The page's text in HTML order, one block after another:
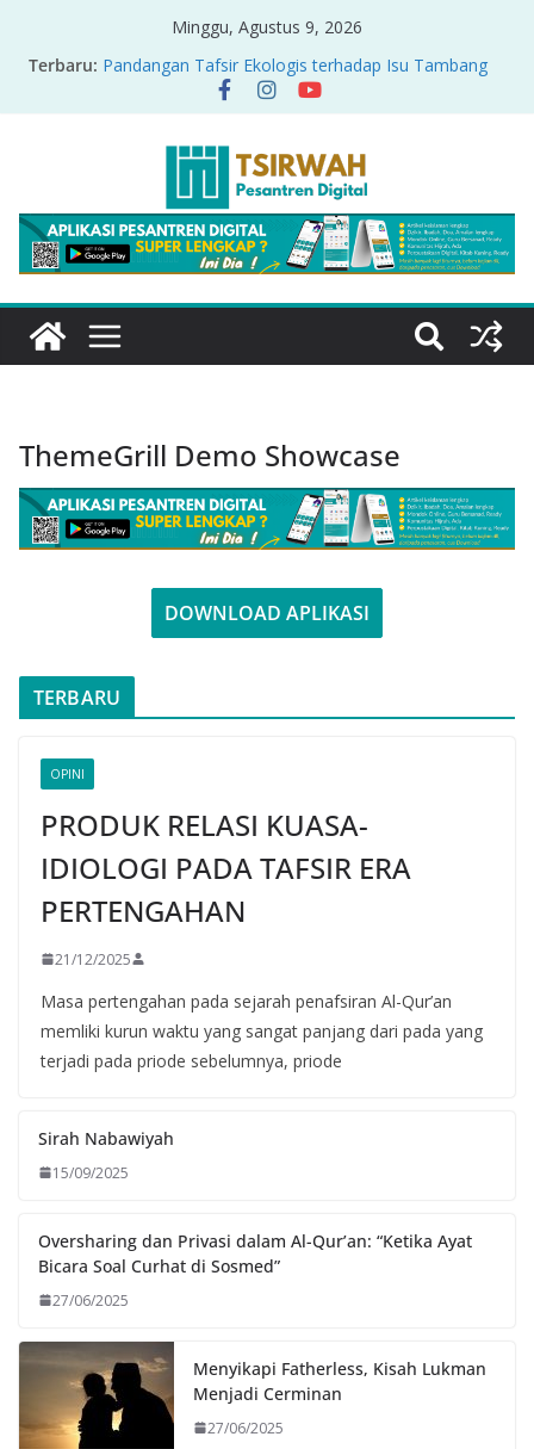
Minggu, Agustus 9, 2026
Terbaru: Pandangan Tafsir Ekologis terhadap Isu Tambang
Nikel di Raja Ampat
PRODUK RELASI KUASA-IDIOLOGI PADA TAFSIR
Sirah Nabawiyah
Oversharing dan Privasi dalam Al-Qur’an: “Ketika
Ayat Bicara Soal Curhat di Sosmed”
Menyikapi Fatherless, Kisah Lukman Menjadi
Cerminan
ThemeGrill Demo Showcase
DOWNLOAD APLIKASI
TERBARU
OPINI
PRODUK RELASI KUASA-
IDIOLOGI PADA TAFSIR ERA
PERTENGAHAN
21/12/2025
Masa pertengahan pada sejarah penafsiran Al-Qur’an
memliki kurun waktu yang sangat panjang dari pada yang
terjadi pada priode sebelumnya, priode
Sirah Nabawiyah
15/09/2025
Oversharing dan Privasi dalam Al-Qur’an: “Ketika Ayat
Bicara Soal Curhat di Sosmed”
27/06/2025
Menyikapi Fatherless, Kisah Lukman
Menjadi Cerminan
27/06/2025